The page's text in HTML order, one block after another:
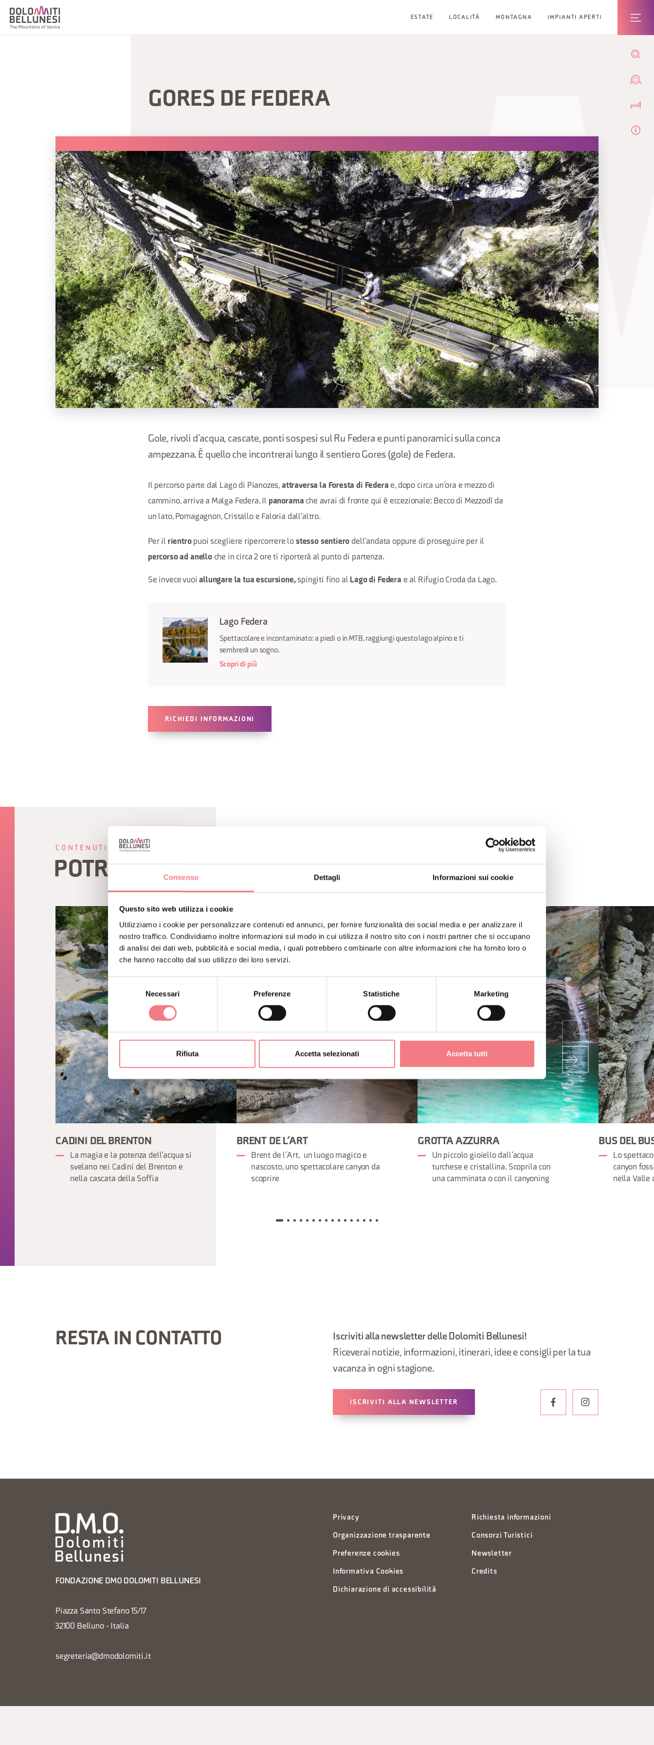
Consenso Dettagli Informazioni sui cookie
Questo sito web utilizza i cookie
Utilizziamo i cookie per personalizzare contenuti ed annunci, per fornire funzionalità dei social media e per analizzare il
nostro traffico. Condividiamo inoltre informazioni sul modo in cui utilizza il nostro sito con i nostri partner che si occupano
di analisi dei dati web, pubblicità e social media, i quali potrebbero combinarle con altre informazioni che ha fornito loro o
che hanno raccolto dal suo utilizzo dei loro servizi.
Selezione
del
consenso
Necessari Preferenze Statistiche Marketing
Rifiuta Accetta selezionati Accetta tutti
ESTATE LOCALITÀ MONTAGNA IMPIANTI APERTI
GORES DE FEDERA
Gole, rivoli d’acqua, cascate, ponti sospesi sul Ru Federa e punti panoramici sulla conca
ampezzana. È quello che incontrerai lungo il sentiero Gores (gole) de Federa.
Il percorso parte dal Lago di Pianozes, attraversa la Foresta di Federa e, dopo circa un’ora e mezzo di
cammino, arriva a Malga Federa. Il panorama che avrai di fronte qui è eccezionale: Becco di Mezzodì da
un lato, Pomagagnon, Cristallo e Faloria dall’altro.
Per il rientro puoi scegliere ripercorrere lo stesso sentiero dell’andata oppure di proseguire per il
percorso ad anello che in circa 2 ore ti riporterà al punto di partenza.
Se invece vuoiallungare la tua escursione,spingiti fino al Lago di Federa e al Rifugio Croda da Lago.
Lago Federa
Spettacolare e incontaminato: a piedi o in MTB, raggiungi questo lago alpino e ti
sembrerà un sogno.
Scopri di più
RICHIEDI INFORMAZIONI
CONTENUTI CORRELATI
POTREBBE PIACERTI ANCHE
CADINI DEL BRENTON
La magia e la potenza dell’acqua si
svelano nei Cadini del Brenton e
nella cascata della Soffia
BRENT DE L’ART
Brent de l’Art, un luogo magico e
nascosto, uno spettacolare canyon da
scoprire
GROTTA AZZURRA
Un piccolo gioiello dall’acqua
turchese e cristallina. Scoprila con
una camminata o con il canyoning
BUS DEL
Lo
canyon
nella Valle
RESTA IN CONTATTO
Iscriviti alla newsletter delle Dolomiti Bellunesi!
Riceverai notizie, informazioni, itinerari, idee e consigli per la tua
vacanza in ogni stagione.
ISCRIVITI ALLA NEWSLETTER
FONDAZIONE DMO DOLOMITI BELLUNESI
Piazza Santo Stefano 15/17
32100 Belluno - Italia
segreteria@dmodolomiti.it
Privacy
Organizzazione trasparente
Preferenze cookies
Informativa Cookies
Dichiarazione di accessibilità
Richiesta informazioni
Consorzi Turistici
Newsletter
Credits